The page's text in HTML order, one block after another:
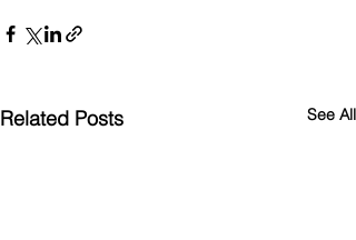
Related Posts See All